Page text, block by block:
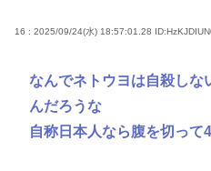
16 : 2025/09/24(水) 18:57:01.28
なんでネトウヨは自殺しな
んだろうな
自称日本人なら腹を切って